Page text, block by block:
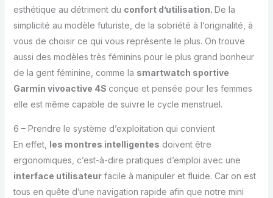
esthétique au détriment du confort d’utilisation. De la
simplicité au modèle futuriste, de la sobriété à l’originalité, à
vous de choisir ce qui vous représente le plus. On trouve
aussi des modèles très féminins pour le plus grand bonheur
de la gent féminine, comme la smartwatch sportive
Garmin vivoactive 4S conçue et pensée pour les femmes
elle est même capable de suivre le cycle menstruel.
6 – Prendre le système d’exploitation qui convient
En effet, les montres intelligentes doivent être
ergonomiques, c’est-à-dire pratiques d’emploi avec une
interface utilisateurfacile à manipuler et fluide. Car on est
tous en quête d’une navigation rapide afin que notre mini